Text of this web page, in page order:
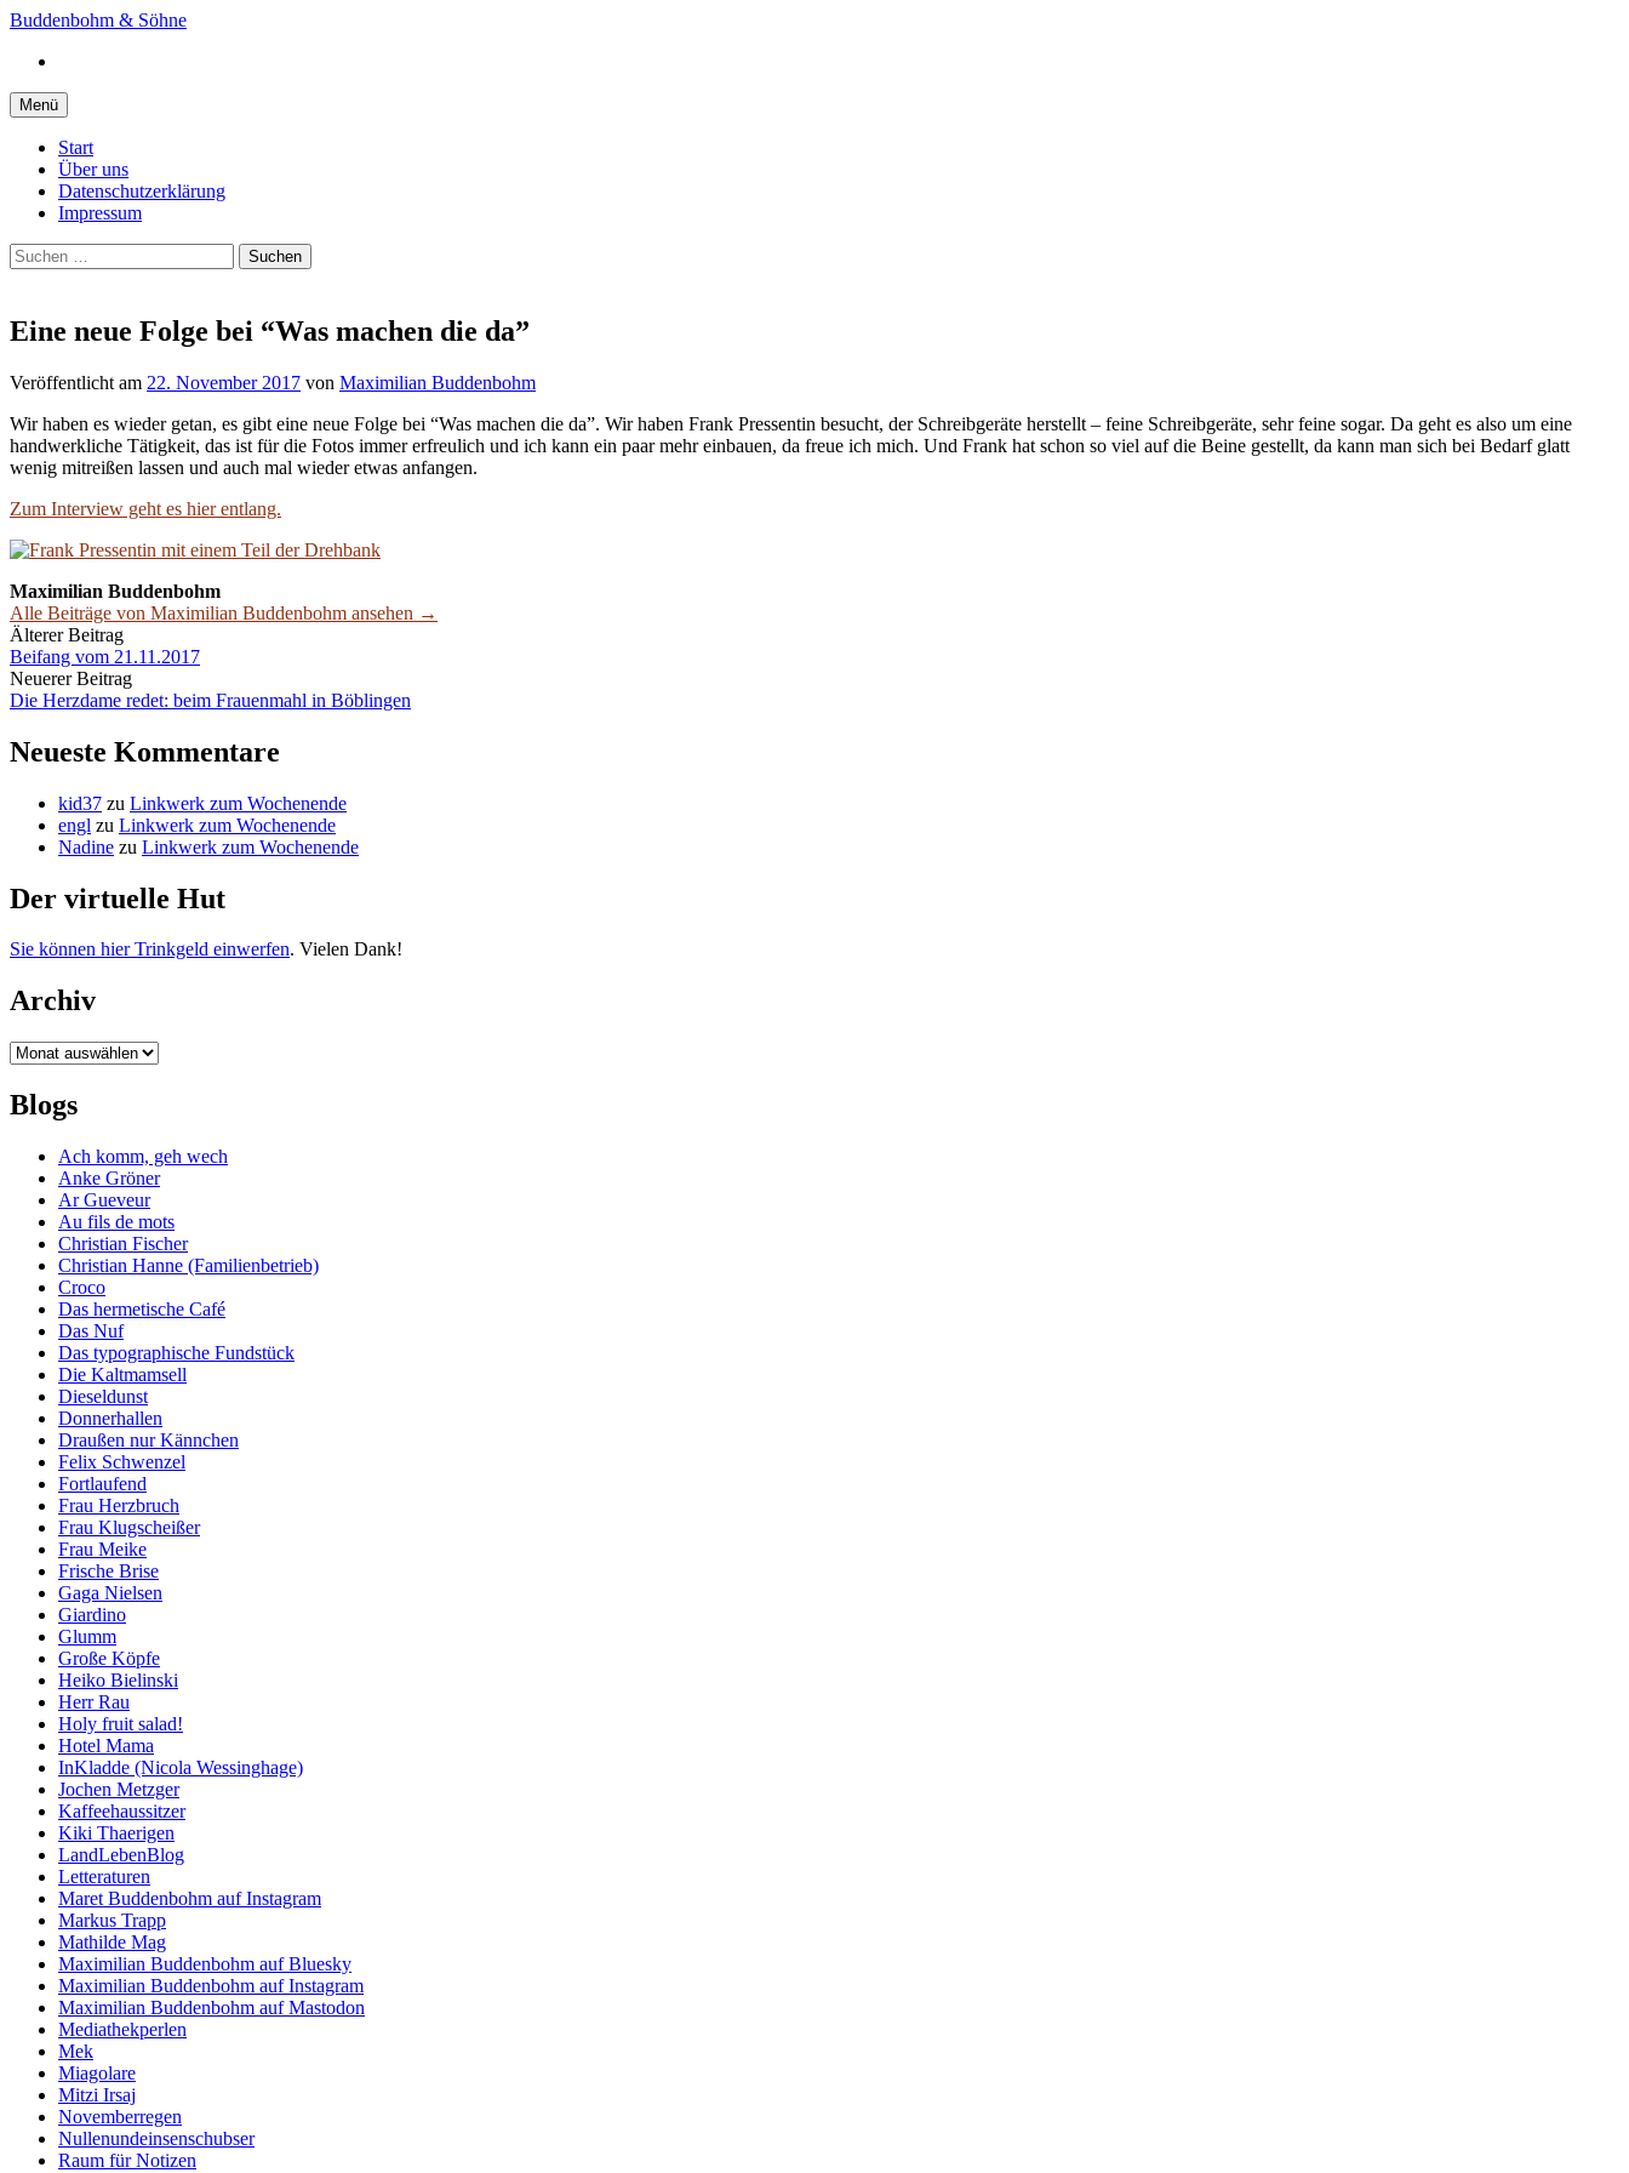
Springe
Inhalt
Buddenbohm & Söhne
Menü
Start
Über uns
Datenschutzerklärung
Impressum
Suchen
nach:
Eine neue Folge bei “Was machen die da”
Veröffentlicht am 22. November 2017 von Maximilian Buddenbohm
Wir haben es wieder getan, es gibt eine neue Folge bei “Was machen die da”. Wir haben Frank Pressentin besucht, der Schreibgeräte herstellt – feine Schreibgeräte, sehr feine sogar. Da geht es also um eine
handwerkliche Tätigkeit, das ist für die Fotos immer erfreulich und ich kann ein paar mehr einbauen, da freue ich mich. Und Frank hat schon so viel auf die Beine gestellt, da kann man sich bei Bedarf glatt
wenig mitreißen lassen und auch mal wieder etwas anfangen.
Zum Interview geht es hier entlang.
Maximilian Buddenbohm
Alle Beiträge von Maximilian Buddenbohm ansehen →
Beitrags-
Navigation
Älterer Beitrag
Beifang vom 21.11.2017
Neuerer Beitrag
Die Herzdame redet: beim Frauenmahl in Böblingen
Neueste Kommentare
kid37 zu Linkwerk zum Wochenende
engl zu Linkwerk zum Wochenende
Nadine zu Linkwerk zum Wochenende
Der virtuelle Hut
Sie können hier Trinkgeld einwerfen. Vielen Dank!
Archiv
Archiv
Blogs
Ach komm, geh wech
Anke Gröner
Ar Gueveur
Au fils de mots
Christian Fischer
Christian Hanne (Familienbetrieb)
Croco
Das hermetische Café
Das Nuf
Das typographische Fundstück
Die Kaltmamsell
Dieseldunst
Donnerhallen
Draußen nur Kännchen
Felix Schwenzel
Fortlaufend
Frau Herzbruch
Frau Klugscheißer
Frau Meike
Frische Brise
Gaga Nielsen
Giardino
Glumm
Große Köpfe
Heiko Bielinski
Herr Rau
Holy fruit salad!
Hotel Mama
InKladde (Nicola Wessinghage)
Jochen Metzger
Kaffeehaussitzer
Kiki Thaerigen
LandLebenBlog
Letteraturen
Maret Buddenbohm auf Instagram
Markus Trapp
Mathilde Mag
Maximilian Buddenbohm auf Bluesky
Maximilian Buddenbohm auf Instagram
Maximilian Buddenbohm auf Mastodon
Mediathekperlen
Mek
Miagolare
Mitzi Irsaj
Novemberregen
Nullenundeinsenschubser
Raum für Notizen